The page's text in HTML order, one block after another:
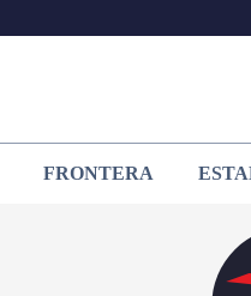
FRONTERA